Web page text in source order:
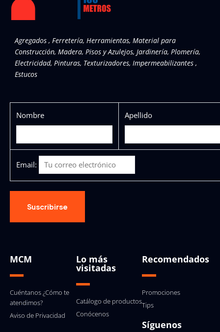
Agregados , Ferretería, Herramientas, Material para
Construcción, Madera, Pisos y Azulejos, Jardinería, Plomería,
Electricidad, Pinturas, Texturizadores, Impermeabilizantes ,
Estucos
Nombre Apellido
Email:
MCM
Cuéntanos ¿Cómo te
atendimos?
Aviso de Privacidad
Lo más
visitadas
Catálogo de productos
Conócenos
Recomendados
Promociones
Tips
Síguenos